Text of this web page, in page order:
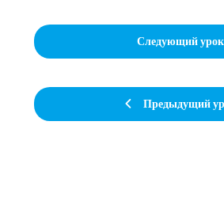
Предыдущий
Следующий урок